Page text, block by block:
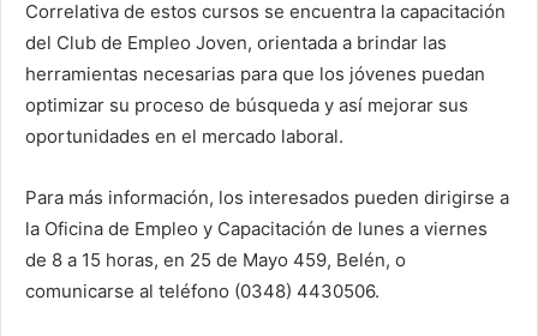
Correlativa de estos cursos se encuentra la capacitación
del Club de Empleo Joven, orientada a brindar las
herramientas necesarias para que los jóvenes puedan
optimizar su proceso de búsqueda y así mejorar sus
oportunidades en el mercado laboral.
Para más información, los interesados pueden dirigirse a
la Oficina de Empleo y Capacitación de lunes a viernes
de 8 a 15 horas, en 25 de Mayo 459, Belén, o
comunicarse al teléfono (0348) 4430506.